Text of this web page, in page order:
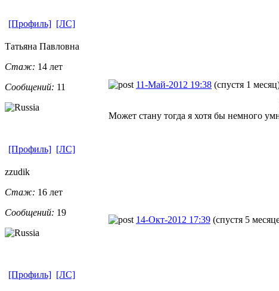
[Профиль] [ЛС]
Татьяна Павловна
Стаж: 14 лет
Сообщений: 11 11-Май-2012 19:38 (спустя 1
Может стану тогда я хотя бы немного
[Профиль] [ЛС]
zzudik
Стаж: 16 лет
Сообщений: 19
14-Окт-2012 17:39 (спустя 5
[Профиль] [ЛС]